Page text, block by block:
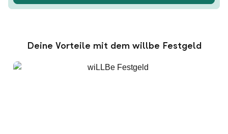
Deine Vorteile mit dem willbe Festgeld